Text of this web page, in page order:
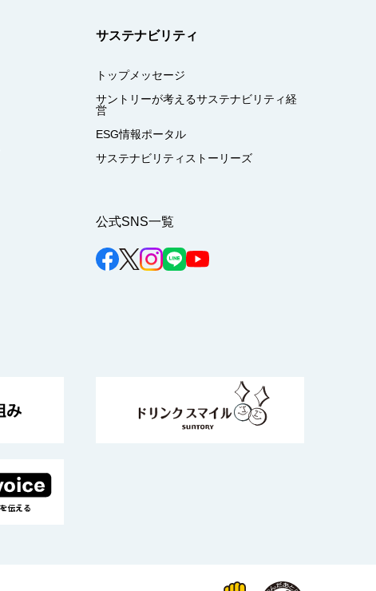
サステナビリティ
トップメッセージ
サントリーが考えるサステナビリティ経
営
ESG情報ポータル
サステナビリティストーリーズ
公式SNS一覧